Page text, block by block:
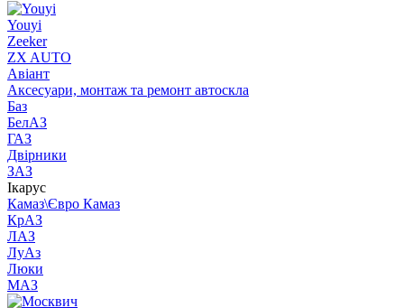
Youyi
Zeeker
ZX AUTO
Авіант
Аксесуари, монтаж та ремонт автоскла
Баз
БелАЗ
ГАЗ
Двірники
ЗАЗ
Ікарус
Камаз\Євро Камаз
КрАЗ
ЛАЗ
ЛуАз
Люки
МАЗ